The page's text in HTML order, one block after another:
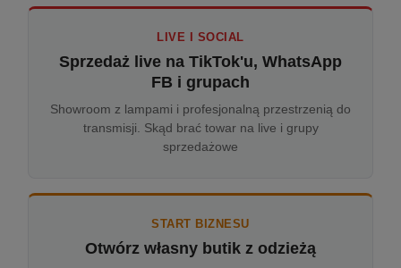
LIVE I SOCIAL
Sprzedaż live na TikTok'u, WhatsApp
FB i grupach
Showroom z lampami i profesjonalną przestrzenią do
transmisji. Skąd brać towar na live i grupy
sprzedażowe
START BIZNESU
Otwórz własny butik z odzieżą